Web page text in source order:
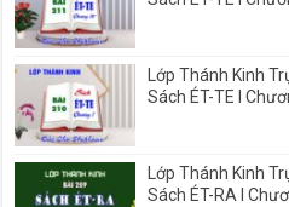
Lớp Thánh Kinh
Sách ÉT-TE I
Lớp Thánh Kinh
Sách ÉT-RA I